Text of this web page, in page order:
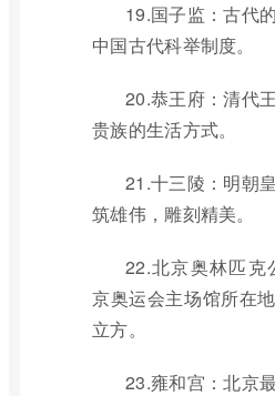
19.国子监：古代
中国古代科举制度。
20.恭王府：清代
贵族的生活方式。
21.十三陵：明朝
筑雄伟，雕刻精美。
22.北京奥林匹克
京奥运会主场馆所在
立方。
23.雍和宫：北京